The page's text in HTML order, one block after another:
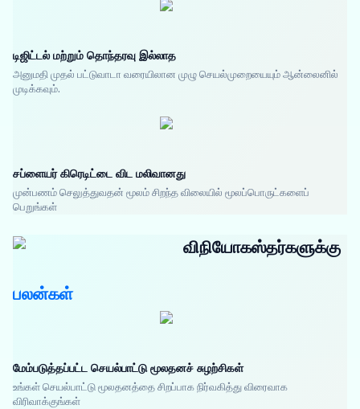
டிஜிட்டல் மற்றும் தொந்தரவு இல்லாத
அனுமதி முதல் பட்டுவாடா வரையிலான முழு செயல்முறையையும் ஆன்லைனில்
முடிக்கவும்.
சப்ளையர் கிரெடிட்டை விட மலிவானது
முன்பணம் செலுத்துவதன் மூலம் சிறந்த விலையில் மூலப்பொருட்களைப்
பெறுங்கள்
விநியோகஸ்தர்களுக்கு
பலன்கள்
மேம்படுத்தப்பட்ட செயல்பாட்டு மூலதனச் சுழற்சிகள்
உங்கள் செயல்பாட்டு மூலதனத்தை சிறப்பாக நிர்வகித்து விரைவாக
விரிவாக்குங்கள்